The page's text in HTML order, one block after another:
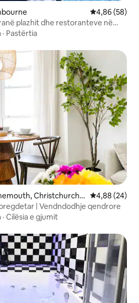
Vlerësimi
4,86 (58)
plazhit dhe restoranteve në
· Pastërtia
Christchurch a Vlerësimi
4,88 (24)
| Vendndodhje qendrore
· Cilësia e gjumit